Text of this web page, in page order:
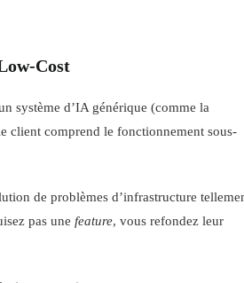
Cost
système d’IA générique (comme la
client comprend le fonctionnement sous-
de problèmes d’infrastructure
pas une feature, vous refondez leur